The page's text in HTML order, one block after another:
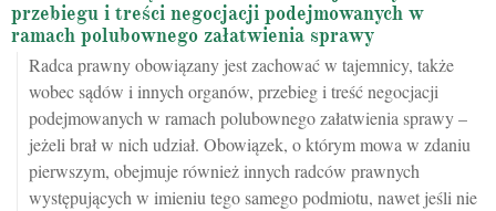
przebiegu i treści negocjacji podejmowanych w
ramach polubownego załatwienia sprawy
Radca prawny obowiązany jest zachować w tajemnicy, także
wobec sądów i innych organów, przebieg i treść negocjacji
podejmowanych w ramach polubownego załatwienia sprawy –
jeżeli brał w nich udział. Obowiązek, o którym mowa w zdaniu
pierwszym, obejmuje również innych radców prawnych
występujących w imieniu tego samego podmiotu, nawet jeśli nie